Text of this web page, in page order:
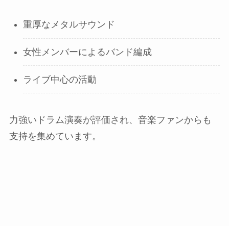
重厚なメタルサウンド
女性メンバーによるバンド編成
ライブ中心の活動
力強いドラム演奏が評価され、音楽ファンからも
支持を集めています。